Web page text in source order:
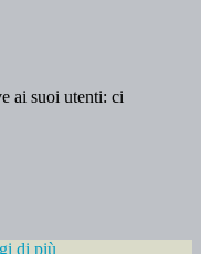
ai suoi utenti: ci
di più